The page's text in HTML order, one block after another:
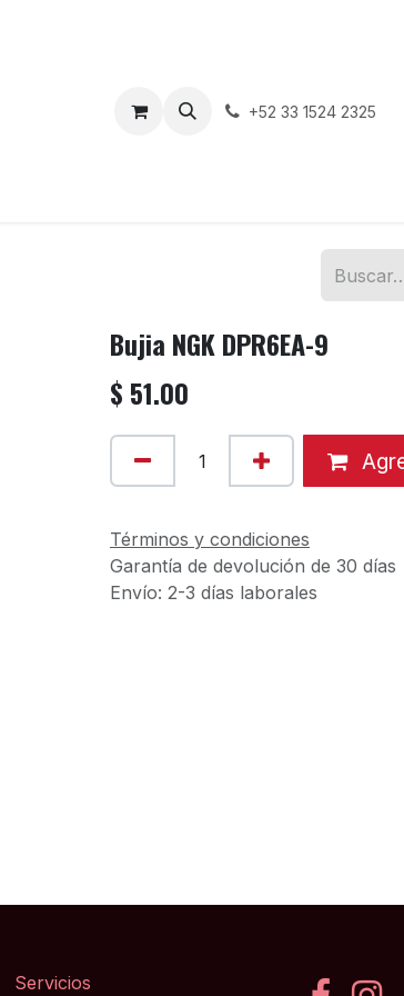
Contáctenos+52 33 1524 2325
Bujia NGK DPR6EA-9
$ 51.00
Términos y condiciones
Garantía de devolución de 30 días
Envío: 2-3 días laborales
Servicios